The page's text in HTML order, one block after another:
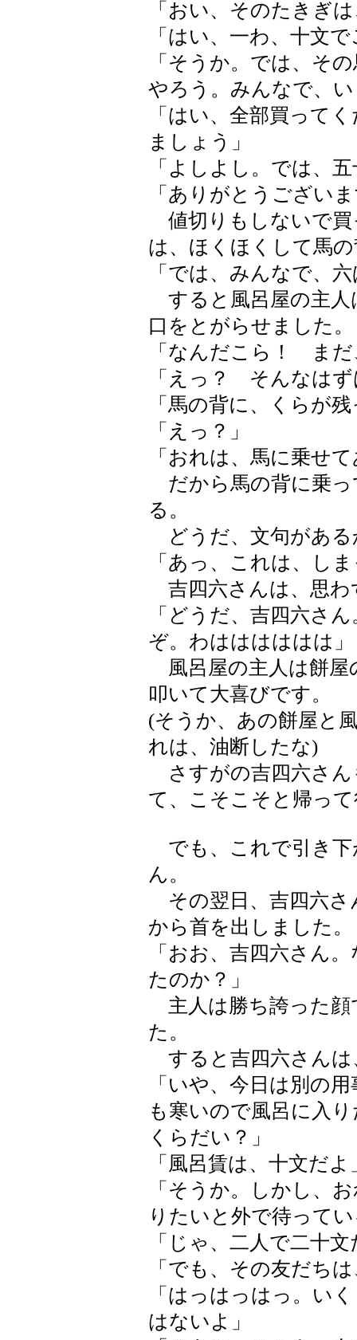
「おい、そのたきぎ
「はい、一わ、十文
「そうか。では、そ
やろう。みんなで、
「はい、全部買って
ましょう」
「よしよし。では、
「ありがとうござい
値切りもしないで買
は、ほくほくして馬
「では、みんなで、
すると風呂屋の主人
口をとがらせました。
「なんだこら！ ま
「えっ？ そんなは
「馬の背に、くらが
「えっ？」
「おれは、馬に乗せ
だから馬の背に乗っ
る。
どうだ、文句がある
「あっ、これは、し
吉四六さんは、思わ
「どうだ、吉四六さ
ぞ。わはははははは」
風呂屋の主人は餅屋
叩いて大喜びです。
(そうか、あの餅屋と
れは、油断したな)
さすがの吉四六さん
て、こそこそと帰っ
でも、これで引き下
ん。
その翌日、吉四六さ
から首を出しました。
「おお、吉四六さん
たのか？」
主人は勝ち誇った顔
た。
すると吉四六さんは
「いや、今日は別の
も寒いので風呂に入
くらだい？」
「風呂賃は、十文だよ
「そうか。しかし、
りたいと外で待って
「じゃ、二人で二十文
「でも、その友だち
「はっはっはっ。い
はないよ」